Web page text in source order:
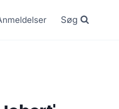
Søg